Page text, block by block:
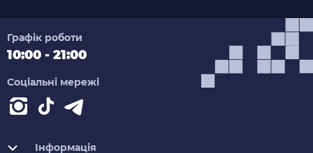
Графік роботи
10:00 - 21:00
Соціальні мережі
Інформація